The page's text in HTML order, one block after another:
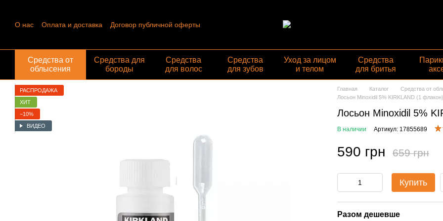
О нас Оплата и доставка
Договор публичной оферты
Средства от
облысения
Средства для
бороды
Средства
для волос
Средства
для зубов
Уход за лицом
и телом
Средства
для бритья
РАСПРОДАЖА
ХИТ
−10%
ВИДЕО
Главная Каталог Средства от
Лосьон Minoxidil 5% KIRKLAND (1
Лосьон Minoxidil 5%
В наличии Артикул: 17855689
590 грн 659 грн
Купить
Разом дешевше